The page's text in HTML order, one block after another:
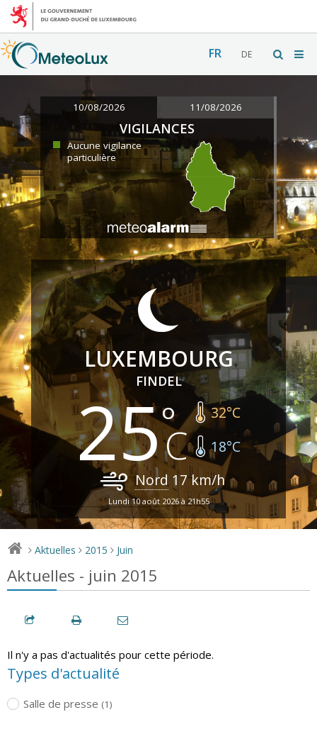
FR DE
10/08/2026 11/08/2026
VIGILANCES
Aucune vigilance
particulière
LUXEMBOURG
FINDEL
25 32°C
18°C
Nord 17km/h
Lundi 10 août 2026 à 21h55
> Aktuelles > 2015 > Juin
Aktuelles - juin 2015
Il n'y a pas d'actualités pour cette période.
Types d'actualité
Salle de presse (1)